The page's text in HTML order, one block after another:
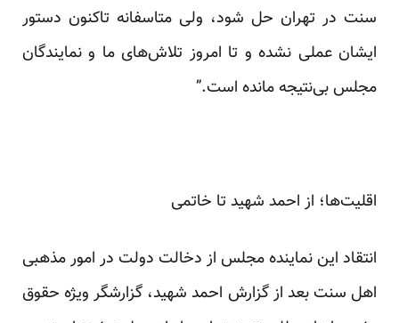
سنت در تهران حل شود، ولی متاسفانه تاکنون دستور
ایشان عملی نشده و تا امروز تلاش‌های ما و نمایندگان
مجلس بی‌نتیجه مانده است.”
اقلیت‌ها؛ از احمد شهید تا خاتمی
انتقاد این نماینده مجلس از دخالت دولت در امور مذهبی
اهل سنت بعد از گزارش احمد شهید، گزارشگر ویژه حقوق